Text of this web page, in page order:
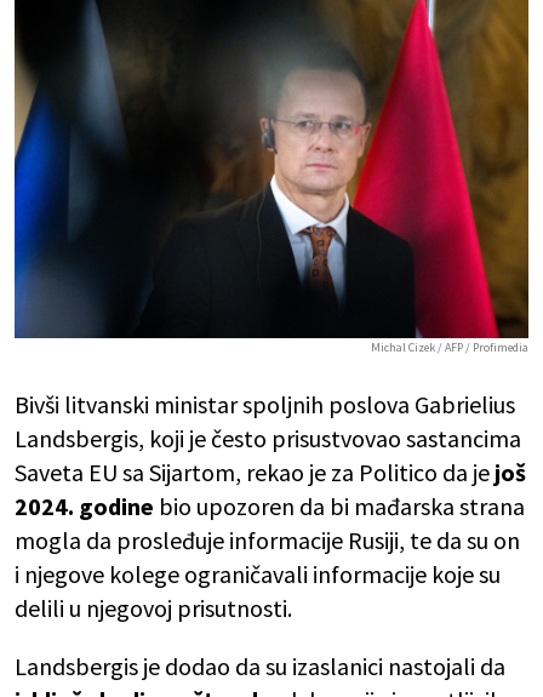
Michal Cizek / AFP / Profimedia
Bivši litvanski ministar spoljnih poslova Gabrielius
Landsbergis, koji je često prisustvovao sastancima
Saveta EU sa Sijartom, rekao je za Politico da je još
2024. godine bio upozoren da bi mađarska strana
mogla da prosleđuje informacije Rusiji, te da su on
i njegove kolege ograničavali informacije koje su
delili u njegovoj prisutnosti.
Landsbergis je dodao da su izaslanici nastojali da